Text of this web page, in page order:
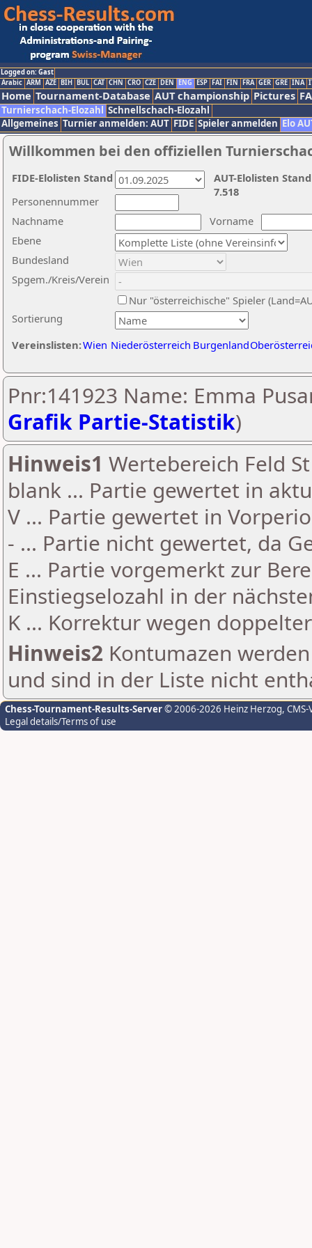
Logged on: Gast
Arabic ARM AZE BIH BUL CAT CHN CRO CZE DEN ENG ESP FAI FIN FRA GER GRE INA
Home Tournament-Database AUT championship Pictures
Turnierschach-Elozahl Schnellschach-Elozahl
Allgemeines Turnier anmelden: AUT FIDE Spieler anmelden Elo
Willkommen bei den offiziellen
Nachname
Vorname
Ebene
Sortierung
Personennummer
Bundesland
Spgem./Kreis/Verein
Nur "österreichische" Spieler
Vereinslisten:Wien Niederösterreich Burgenland
AUT-Elolisten
7.518
FIDE-Elolisten Stand
Pnr:141923 Name: Emma
Grafik Partie-Statistik)
Hinweis1 Wertebereich Feld
blank ... Partie gewertet in
V ... Partie gewertet in
- ... Partie nicht gewertet, da
E ... Partie vorgemerkt zur
Einstiegselozahl in der
K ... Korrektur wegen
Hinweis2 Kontumazen
und sind in der Liste nicht
Chess-Tournament-Results-Server© 2006-2026 Heinz Herzog,
Legal details/Terms of use